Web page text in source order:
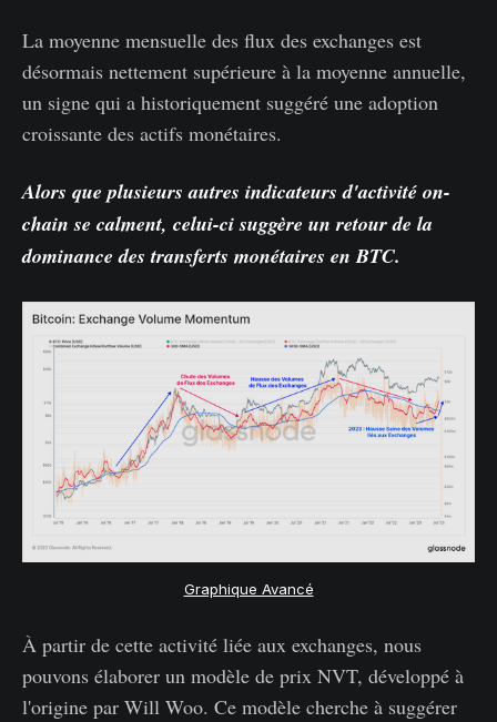
La moyenne mensuelle des flux des exchanges est
désormais nettement supérieure à la moyenne annuelle,
un signe qui a historiquement suggéré une adoption
croissante des actifs monétaires.
Alors que plusieurs autres indicateurs d'activité on-
chain se calment, celui-ci suggère un retour de la
dominance des transferts monétaires en BTC.
Graphique Avancé
À partir de cette activité liée aux exchanges, nous
pouvons élaborer un modèle de prix NVT, développé à
l'origine par Will Woo. Ce modèle cherche à suggérer